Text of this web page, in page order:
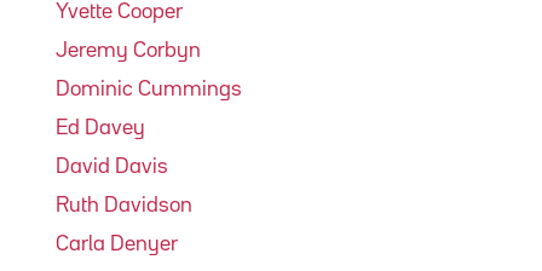
Yvette Cooper
Jeremy Corbyn
Dominic Cummings
Ed Davey
David Davis
Ruth Davidson
Carla Denyer